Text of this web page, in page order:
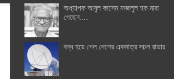
অধ্যাপক আবুল কাসেম ফজলুল হক মারা
গেছেন….
বন্ধ হয়ে গেল দেশের একমাত্র সচল রাডার